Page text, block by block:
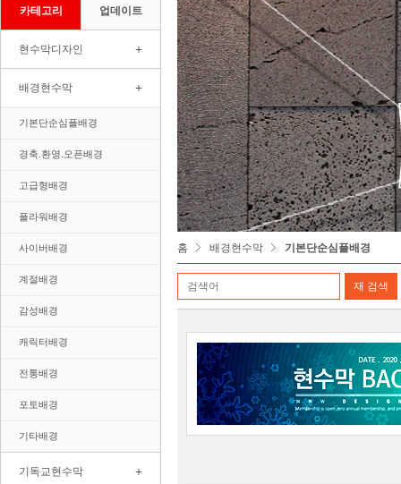
카테고리 업데이트
현수막디자인 +
배경현수막 +
기본단순심플배경
경축.환영.오픈배경
고급형배경
플라워배경
사이버배경
계절배경
감성배경
캐릭터배경
전통배경
포토배경
기타배경
기독교현수막 +
홈 배경현수막 기본단순심플배경